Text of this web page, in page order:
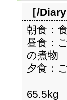
［/Diary
朝食：
昼食：
の煮物
夕食：
65.5kg